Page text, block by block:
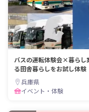
バスの運転体験会×暮らし
る田舎暮らしをお試し体験
兵庫県
イベント・体験